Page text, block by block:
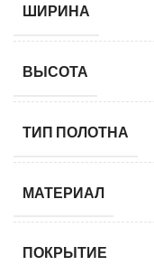
ШИРИНА
ВЫСОТА
ТИП ПОЛОТНА
МАТЕРИАЛ
ПОКРЫТИЕ